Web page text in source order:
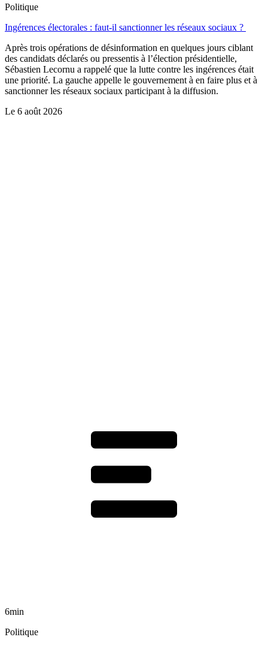
Politique
Ingérences électorales : faut-il sanctionner les réseaux sociaux ?
Après trois opérations de désinformation en quelques jours ciblant
des candidats déclarés ou pressentis à l’élection présidentielle,
Sébastien Lecornu a rappelé que la lutte contre les ingérences était
une priorité. La gauche appelle le gouvernement à en faire plus et à
sanctionner les réseaux sociaux participant à la diffusion.
Le 6 août 2026
6min
Politique